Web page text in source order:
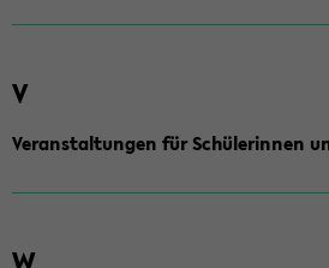
V
Veranstaltungen für Schülerinnen